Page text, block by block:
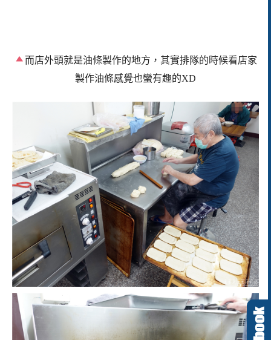
而店外頭就是油條製作的地方，其實排隊的時候看店家
製作油條感覺也蠻有趣的XD